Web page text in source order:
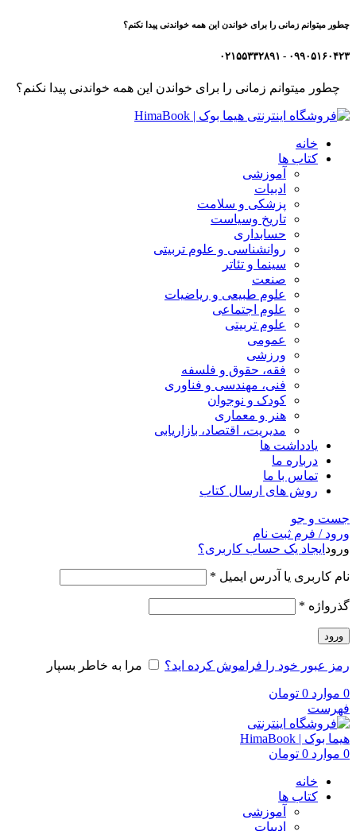
چطور میتوانم زمانی را برای خواندن این همه خواندنی پیدا نکنم؟
۰۹۹۰۵۱۶۰۴۲۳ - ۰۲۱۵۵۳۳۲۸۹۱
چطور میتوانم زمانی را برای خواندن این همه خواندنی پیدا نکنم؟
خانه
کتاب ها
آموزشی
ادبیات
پزشکی و سلامت
تاریخ وسیاست
حسابداری
روانشناسی و علوم تربیتی
سینما و تئاتر
صنعت
علوم طبیعی و ریاضیات
علوم اجتماعی
علوم تربیتی
عمومی
ورزشی
فقه، حقوق و فلسفه
فنی، مهندسی و فناوری
کودک و نوجوان
هنر و معماری
مدیریت، اقتصاد، بازاریابی
یادداشت ها
درباره ما
تماس با ما
روش های ارسال کتاب
جست و جو
ورود / فرم ثبت نام
ورود ایجاد یک حساب کاربری؟
نام کاربری یا آدرس ایمیل *
گذرواژه *
ورود
رمز عبور خود را فراموش کرده اید؟ مرا به خاطر بسپار
0 موارد 0 تومان
فهرست
0 موارد 0 تومان
خانه
کتاب ها
آموزشی
ادبیات